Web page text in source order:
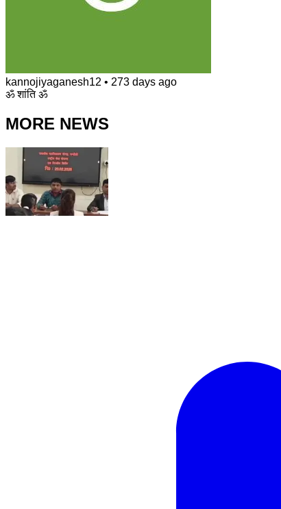
kannojiyaganesh12 • 273 days ago
ॐ शांति ॐ
MORE NEWS